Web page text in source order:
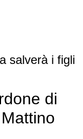
salverà i figli
di